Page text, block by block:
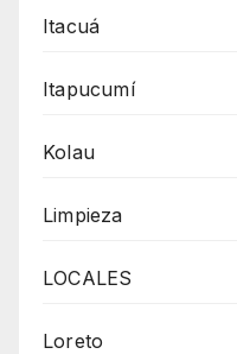
Itacuá
Itapucumí
Kolau
Limpieza
LOCALES
Loreto